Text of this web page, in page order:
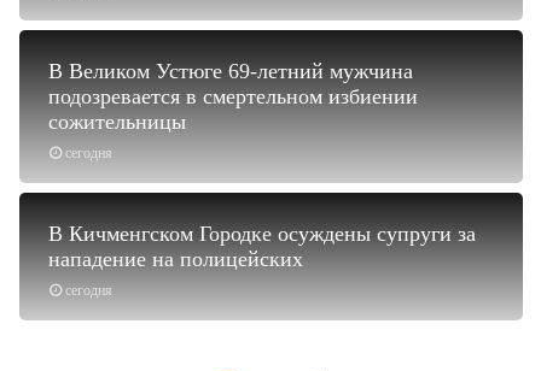
сегодня
В Великом Устюге 69-летний мужчина
подозревается в смертельном избиении
сожительницы
сегодня
В Кичменгском Городке осуждены супруги за
нападение на полицейских